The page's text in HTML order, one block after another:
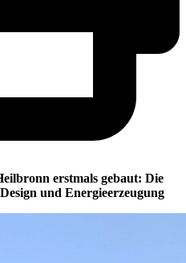
erstmals gebaut: Die
und Energieerzeugung